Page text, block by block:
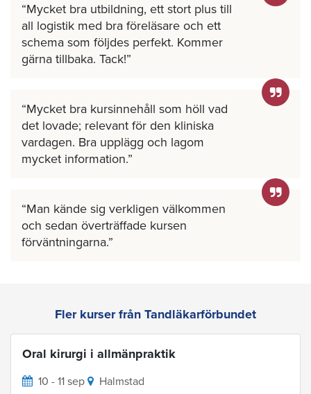
Mycket bra utbildning, ett stort plus till
all logistik med bra föreläsare och ett
schema som följdes perfekt. Kommer
gärna tillbaka. Tack!
Mycket bra kursinnehåll som höll vad
det lovade; relevant för den kliniska
vardagen. Bra upplägg och lagom
mycket information.
Man kände sig verkligen välkommen
och sedan överträffade kursen
förväntningarna.
Fler kurser från Tandläkarförbundet
Oral kirurgi i allmänpraktik
10 - 11 sep Halmstad